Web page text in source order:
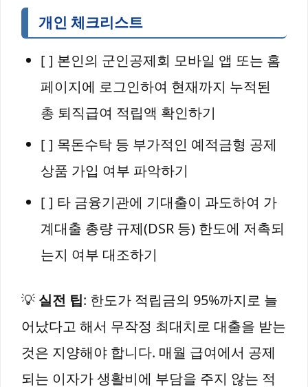
개인 체크리스트
[ ] 본인의 군인공제회 모바일 앱 또는 홈
페이지에 로그인하여 현재까지 누적된
총 퇴직급여 적립액 확인하기
[ ] 목돈수탁 등 부가적인 예적금형 공제
상품 가입 여부 파악하기
[ ] 타 금융기관에 기대출이 과도하여 가
계대출 총량 규제(DSR 등) 한도에 저촉되
는지 여부 대조하기
💡 실전 팁: 한도가 적립금의 95%까지로 늘
어났다고 해서 무작정 최대치로 대출을 받는
것은 지양해야 합니다. 매월 급여에서 공제
되는 이자가 생활비에 부담을 주지 않는 적